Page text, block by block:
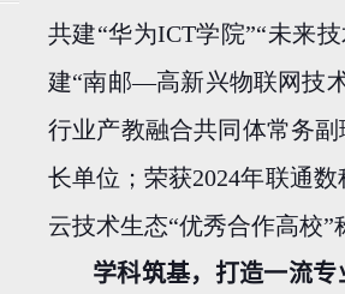
共建“华为ICT学院”“未来
建“南邮—高新兴物联网技
行业产教融合共同体常务
长单位；荣获2024年联通数
云技术生态“优秀合作高校
学科筑基，打造一流专